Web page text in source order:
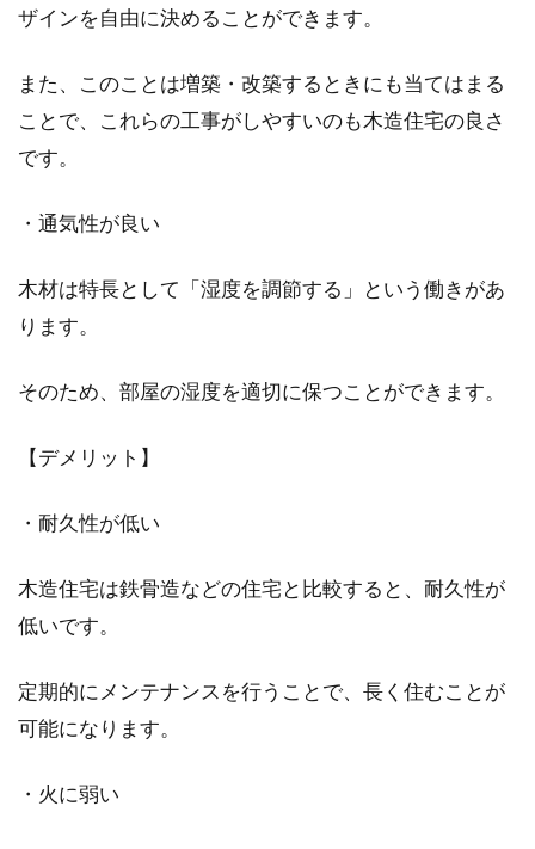
窓の寸法の測り方！内窓からカーテ
私たちの生活に何気なく存在している窓には、
2DKの間取りの使い方は？おすすめ
2DKは一人暮らしにも、二人暮らしにも適して
いる間取りです。ここでは、一人暮らし・二人
おすすめのエリアは？
様...
ザインを自由に決めることができます。
また、このことは増築・改築するときにも当てはまる
ことで、これらの工事がしやすいのも木造住宅の良さ
です。
・通気性が良い
木材は特長として「湿度を調節する」という働きがあ
ります。
そのため、部屋の湿度を適切に保つことができます。
【デメリット】
・耐久性が低い
木造住宅は鉄骨造などの住宅と比較すると、耐久性が
低いです。
定期的にメンテナンスを行うことで、長く住むことが
可能になります。
・火に弱い